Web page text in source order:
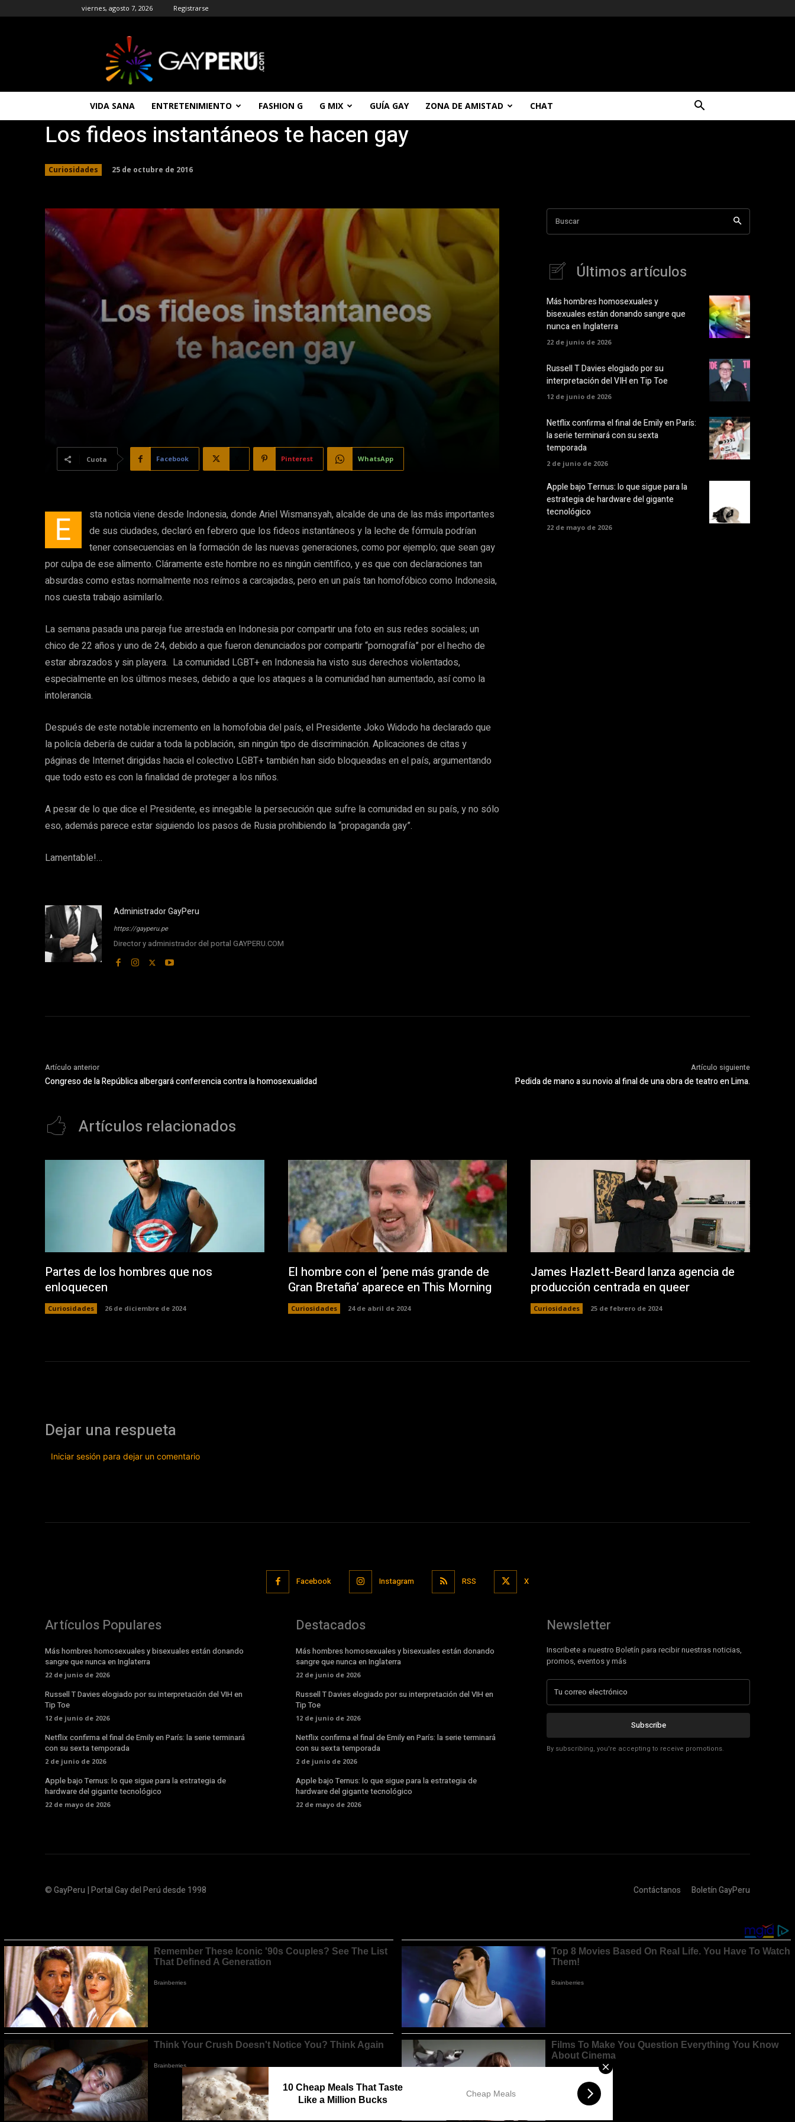
viernes, agosto 7, 2026 Registrarse
|
Entretenimiento
Noticias
|
Chat
Peru
10 Cheap Meals That Taste
Like a Million Bucks
Cheap Meals
VIDA SANA ENTRETENIMIENTO FASHION G G MIX GUÍA GAY ZONA DE AMISTAD CHAT
Los fideos instantáneos te hacen gay
Curiosidades 25 de octubre de 2016
Cuota Facebook Pinterest WhatsApp
E
sta noticia viene desde Indonesia, donde Ariel Wismansyah, alcalde de una de las más importantes
de sus ciudades, declaró en febrero que los fideos instantáneos y la leche de fórmula podrían
tener consecuencias en la formación de las nuevas generaciones, como por ejemplo; que sean gay
por culpa de ese alimento. Cláramente este hombre no es ningún científico, y es que con declaraciones tan
absurdas como estas normalmente nos reímos a carcajadas, pero en un país tan homofóbico como Indonesia,
nos cuesta trabajo asimilarlo.
La semana pasada una pareja fue arrestada en Indonesia por compartir una foto en sus redes sociales; un
chico de 22 años y uno de 24, debido a que fueron denunciados por compartir “pornografía” por el hecho de
estar abrazados y sin playera. La comunidad LGBT+ en Indonesia ha visto sus derechos violentados,
especialmente en los últimos meses, debido a que los ataques a la comunidad han aumentado, así como la
intolerancia.
Después de este notable incremento en la homofobia del país, el Presidente Joko Widodo ha declarado que
la policía debería de cuidar a toda la población, sin ningún tipo de discriminación. Aplicaciones de citas y
páginas de Internet dirigidas hacia el colectivo LGBT+ también han sido bloqueadas en el país, argumentando
que todo esto es con la finalidad de proteger a los niños.
A pesar de lo que dice el Presidente, es innegable la persecución que sufre la comunidad en su país, y no sólo
eso, además parece estar siguiendo los pasos de Rusia prohibiendo la “propaganda gay”.
Lamentable!…
Administrador GayPeru
https://gayperu.pe
Director y administrador del portal GAYPERU.COM
Buscar
Últimos artículos
Más hombres homosexuales y
bisexuales están donando sangre que
nunca en Inglaterra
22 de junio de 2026
Russell T Davies elogiado por su
interpretación del VIH en Tip Toe
12 de junio de 2026
Netflix confirma el final de Emily en París:
la serie terminará con su sexta
temporada
2 de junio de 2026
Apple bajo Ternus: lo que sigue para la
estrategia de hardware del gigante
tecnológico
22 de mayo de 2026
Artículo anterior
Congreso de la República albergará conferencia contra la homosexualidad
Artículo siguiente
Pedida de mano a su novio al final de una obra de teatro en Lima.
Artículos relacionados
Partes de los hombres que nos
enloquecen
Curiosidades 26 de diciembre de 2024
El hombre con el ‘pene más grande de
Gran Bretaña’ aparece en This Morning
Curiosidades 24 de abril de 2024
James Hazlett-Beard lanza agencia de
producción centrada en queer
Curiosidades 25 de febrero de 2024
Dejar una respueta
Iniciar sesión para dejar un comentario
Facebook Instagram RSS X
Artículos Populares
Más hombres homosexuales y bisexuales están donando
sangre que nunca en Inglaterra
22 de junio de 2026
Russell T Davies elogiado por su interpretación del VIH en
Tip Toe
12 de junio de 2026
Netflix confirma el final de Emily en París: la serie terminará
con su sexta temporada
2 de junio de 2026
Apple bajo Ternus: lo que sigue para la estrategia de
hardware del gigante tecnológico
22 de mayo de 2026
Destacados
Más hombres homosexuales y bisexuales están donando
sangre que nunca en Inglaterra
22 de junio de 2026
Russell T Davies elogiado por su interpretación del VIH en
Tip Toe
12 de junio de 2026
Netflix confirma el final de Emily en París: la serie terminará
con su sexta temporada
2 de junio de 2026
Apple bajo Ternus: lo que sigue para la estrategia de
hardware del gigante tecnológico
22 de mayo de 2026
Newsletter
Inscribete a nuestro Boletín para recibir nuestras noticias,
promos, eventos y más
Subscribe
By subscribing, you're accepting to receive promotions.
© GayPeru | Portal Gay del Perú desde 1998 Contáctanos Boletín GayPeru